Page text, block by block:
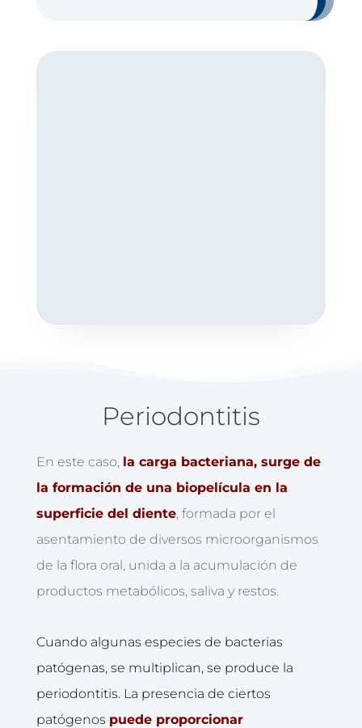
Periodontitis
En este caso, la carga bacteriana, surge de
la formación de una biopelícula en la
superficie del diente, formada por el
asentamiento de diversos microorganismos
de la flora oral, unida a la acumulación de
productos metabólicos, saliva y restos.
Cuando algunas especies de bacterias
patógenas, se multiplican, se produce la
periodontitis. La presencia de ciertos
patógenos puede proporcionar